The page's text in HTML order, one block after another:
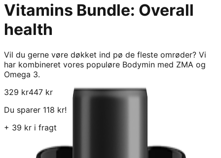
Vitamins Bundle: Overall
health
Vil du gerne vøre døkket ind pø de fleste omrøder? Vi
har kombineret vores populøre Bodymin med ZMA og
Omega 3.
329 kr447 kr
Du sparer 118 kr!
+ 39 kr i fragt